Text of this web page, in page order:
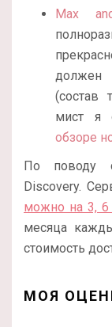
Max
должен
(состав
мист я
обзоре
По поводу
Discovery.
можно на 3,
месяца
стоимость
МОЯ